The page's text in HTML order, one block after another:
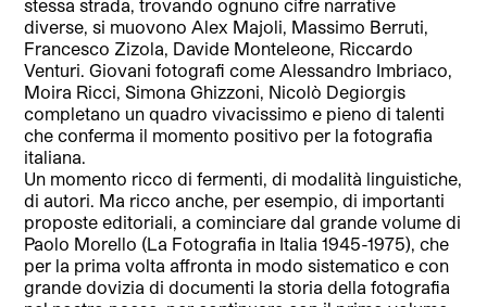
stessa strada, trovando ognuno cifre narrative
diverse, si muovono Alex Majoli, Massimo Berruti,
Francesco Zizola, Davide Monteleone, Riccardo
Venturi. Giovani fotografi come Alessandro Imbriaco,
Moira Ricci, Simona Ghizzoni, Nicolò Degiorgis
completano un quadro vivacissimo e pieno di talenti
che conferma il momento positivo per la fotografia
italiana.
Un momento ricco di fermenti, di modalità linguistiche,
di autori. Ma ricco anche, per esempio, di importanti
proposte editoriali, a cominciare dal grande volume di
Paolo Morello (La Fotografia in Italia 1945-1975), che
per la prima volta affronta in modo sistematico e con
grande dovizia di documenti la storia della fotografia